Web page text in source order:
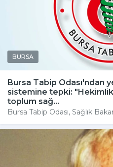
BURSA
Bursa Tabip Odası'ndan
sistemine tepki:
toplum sağ...
Bursa Tabip Odası, Sağlık